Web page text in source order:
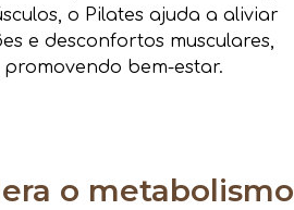
o Pilates ajuda a aliviar
e desconfortos musculares,
promovendo bem-estar.
o metabolismo